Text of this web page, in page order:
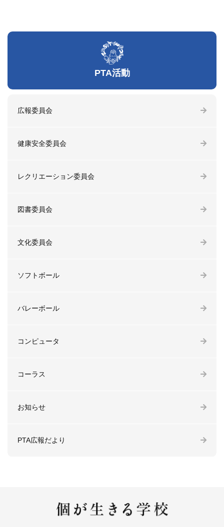
PTA活動
広報委員会
健康安全委員会
レクリエーション委員会
図書委員会
文化委員会
ソフトボール
バレーボール
コンピュータ
コーラス
お知らせ
PTA広報だより